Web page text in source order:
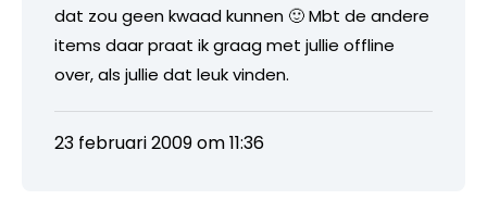
dat zou geen kwaad kunnen 🙂 Mbt de andere
items daar praat ik graag met jullie offline
over, als jullie dat leuk vinden.
23 februari 2009 om 11:36